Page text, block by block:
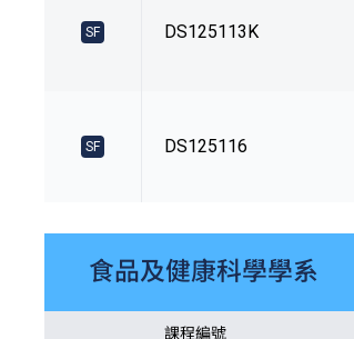
SF DS125113K
SF DS125116
食品及健康科學學系
課程編號